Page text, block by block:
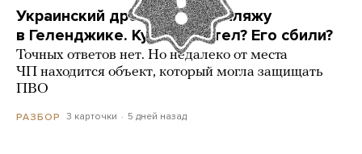
Украинский дрон попал по пляжу
в Геленджике. Куда он летел? Его сбили?
Точных ответов нет. Но недалеко от места
ЧП находится объект, который могла защищать
ПВО
РАЗБОР 3 карточки 5 дней назад